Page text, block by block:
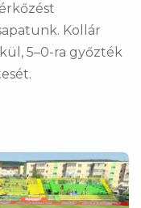
Kollár
5–0-ra győzték